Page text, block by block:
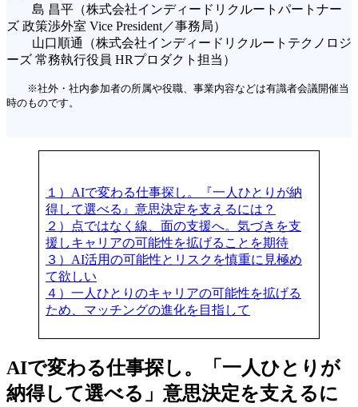
島 昌平（株式会社インディードリクルートパートナー
ズ 政策渉外室 Vice President／事務局）
山口順通（株式会社インディードリクルートテクノロジ
ーズ 常務執行役員 HRプロダクト担当）
※社外・社内参加者の所属や役職、事業内容などは有識者会議開催当
時のものです。
１）AIで変わる仕事探し。『一人ひとりが納
得して選べる』意思決定を支えるには？
２）点ではなく線、面の支援へ。気づきを支
援しキャリアの可能性を拡げることを期待
３）AI活用の可能性とリスクを慎重に見極め
て欲しい
４）一人ひとりのキャリアの可能性を拡げる
ため、マッチングの進化を目指して
AIで変わる仕事探し。「一人ひとりが
納得して選べる」意思決定を支えるに